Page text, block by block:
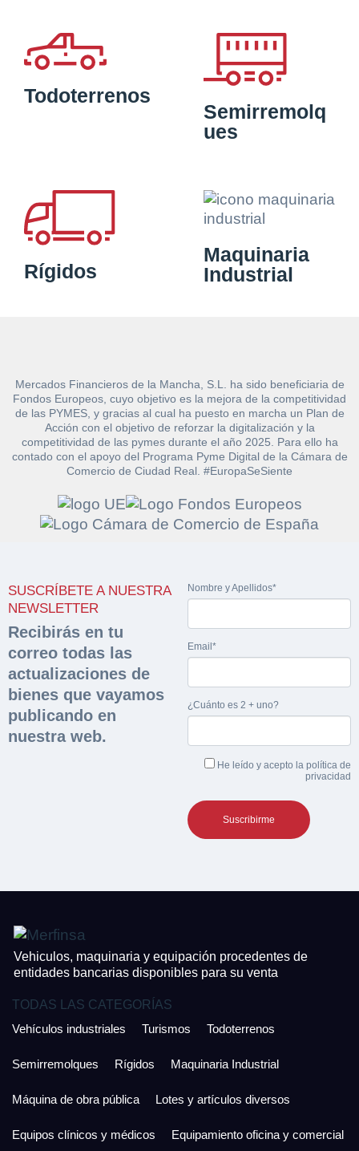
Todoterrenos
Semirremolq
ues
Rígidos
Maquinaria
Industrial
Mercados Financieros de la Mancha, S.L. ha sido beneficiaria de
Fondos Europeos, cuyo objetivo es la mejora de la competitividad
de las PYMES, y gracias al cual ha puesto en marcha un Plan de
Acción con el objetivo de reforzar la digitalización y la
competitividad de las pymes durante el año 2025. Para ello ha
contado con el apoyo del Programa Pyme Digital de la Cámara de
Comercio de Ciudad Real. #EuropaSeSiente
SUSCRÍBETE A NUESTRA
NEWSLETTER
Recibirás en tu
correo todas las
actualizaciones de
bienes que vayamos
publicando en
nuestra web.
Nombre y Apellidos*
Email*
¿Cuánto es 2 + uno?
He leído y acepto la política de
privacidad
Vehiculos, maquinaria y equipación procedentes de
entidades bancarias disponibles para su venta
TODAS LAS CATEGORÍAS
Vehículos industriales
Turismos Todoterrenos
Semirremolques Rígidos Maquinaria Industrial
Máquina de obra pública Lotes y artículos diversos
Equipos clínicos y médicos Equipamiento oficina y comercial
documentación
sobre la peritación
Rellene este formulario y recibirá en su email el
enlace para descargar la documentación
Nombre y Apellidos*
Hacer Oferta
Razón social*
Teléfono*
Nombre y Apellidos*
Acepto la Política de Privacidad y las Condiciones de Uso.
continuación confirma que estás de acuerdo con ambas.
Sobre Merfinsa
Venta de bienes muebles
Vehículos